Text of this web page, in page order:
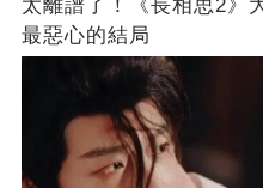
太離譜了！《長相思2》
最惡心的結局